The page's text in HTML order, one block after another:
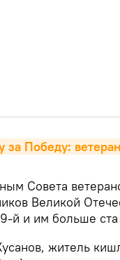
за Победу:
Совета
Великой
й и им больше
житель